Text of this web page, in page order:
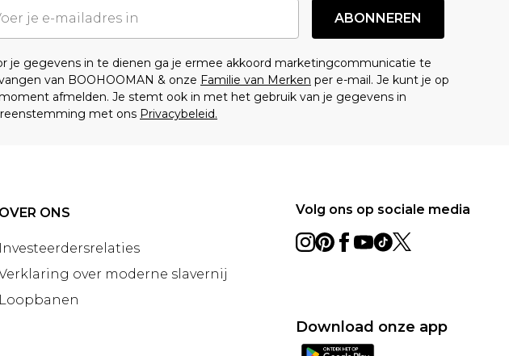
ABONNEREN
je gegevens in te dienen ga je ermee akkoord marketingcommunicatie te
van BOOHOOMAN & onze Familie van Merken per e-mail. Je kunt je op
afmelden. Je stemt ook in met het gebruik van je gegevens in
met ons Privacybeleid.
OVER ONS
Investeerdersrelaties
over moderne slavernij
Loopbanen
Volg ons op sociale media
Download onze app